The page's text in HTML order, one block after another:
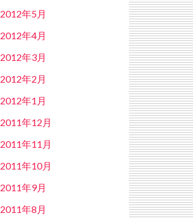
2012年5月
2012年4月
2012年3月
2012年2月
2012年1月
2011年12月
2011年11月
2011年10月
2011年9月
2011年8月